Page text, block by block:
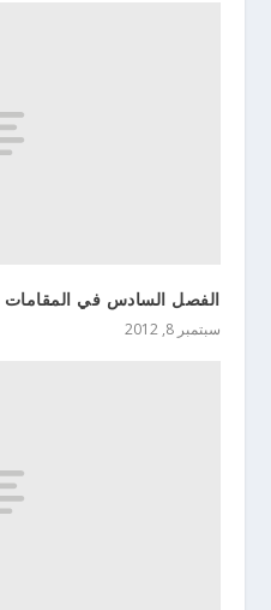
الفصل السادس في المقامات
سبتمبر 8, 2012